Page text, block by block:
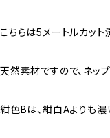
こちらは5メートルカット
天然素材ですので、ネッ
紺色Bは、紺白Aよりも濃